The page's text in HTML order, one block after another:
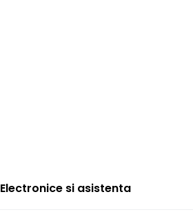
Electronice si asistenta